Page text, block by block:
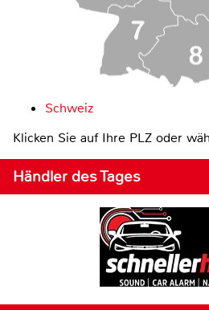
Schweiz
Klicken Sie auf Ihre PLZ oder
Händler des Tages